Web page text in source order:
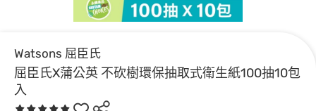
Watsons 屈臣氏
屈臣氏X蒲公英 不砍樹環保抽取式衛生紙100抽10包
入